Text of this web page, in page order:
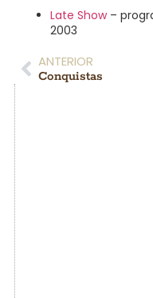
Late Show–
2003
ANTERIOR
Conquistas